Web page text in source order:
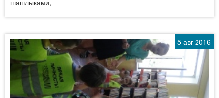
шашлыками,
5 авг 2016